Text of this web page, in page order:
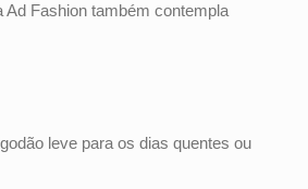
Fashion também contempla
leve para os dias quentes ou